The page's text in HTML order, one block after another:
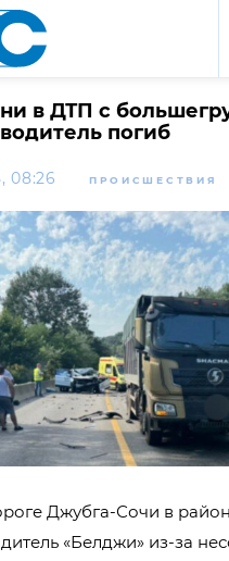
в ДТП с
погиб
08:26 ПРОИСШЕСТВИЯ
Джубга-Сочи в
«Белджи» из-за